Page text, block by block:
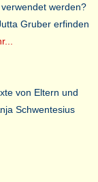
werden?
Gruber erfinden
von Eltern und
Schwentesius